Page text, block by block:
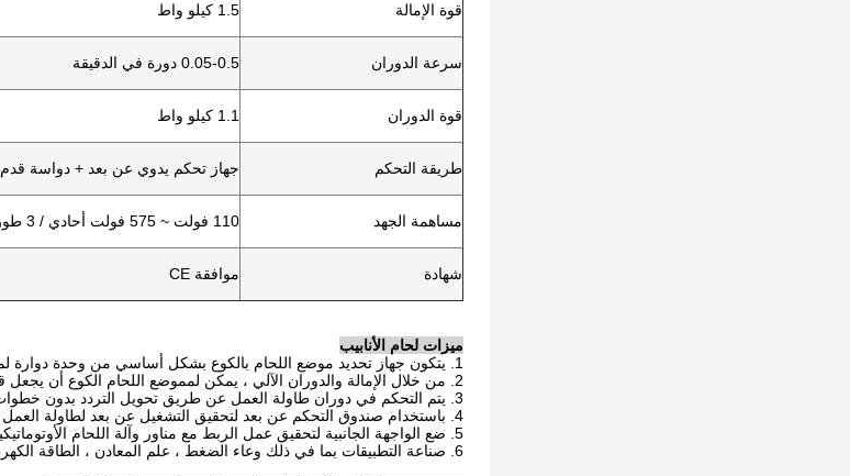
قوة الإمالة 1.5 كيلو واط
سرعة الدوران 0.05-0.5 دورة في الدقيقة
قوة الدوران 1.1 كيلو واط
طريقة التحكم جهاز تحكم يدوي عن بعد + دواسة قدم
مساهمة الجهد 110 فولت ~ 575 فولت أحادي / 3 طور 50/60 هرتز
شهادة موافقة CE
ميزات لحام الأنابيب
1. يتكون جهاز تحديد موضع اللحام بالكوع بشكل أساسي من وحدة دوارة لمنضدة العمل ووحدة إمالة ونظام تحكم كهربائي.
2. من خلال الإمالة والدوران الآلي ، يمكن لمموضع اللحام الكوع أن يجعل قطعة العمل في وضع العمل المثالي.
3. يتم التحكم في دوران طاولة العمل عن طريق تحويل التردد بدون خطوات لتحقيق أفضل سرعة لحام.
4. باستخدام صندوق التحكم عن بعد لتحقيق التشغيل عن بعد لطاولة العمل ، يمكن أيضًا الاتصال بآلات التشغيل لتحقيق عملية الربط.
5. ضع الواجهة الجانبية لتحقيق عمل الربط مع مناور وآلة اللحام الأوتوماتيكية المعلقة لتحقيق مركز اللحام الأوتوماتيكي.
6. صناعة التطبيقات بما في ذلك وعاء الضغط ، علم المعادن ، الطاقة الكهربائية ، الصناعة الكيميائية ، الهيكل الميكانيكي والمعدني.